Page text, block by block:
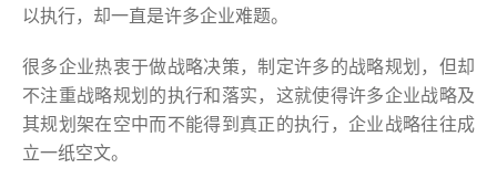
以执行，却一直是许多企业难题。
很多企业热衷于做战略决策，制定许多的战略规划，但却
不注重战略规划的执行和落实，这就使得许多企业战略及
其规划架在空中而不能得到真正的执行，企业战略往往成
立一纸空文。